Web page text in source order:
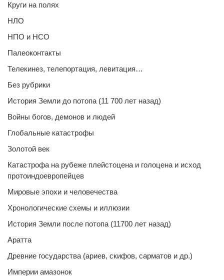
Круги на полях
НЛО
НПО и НСО
Палеоконтакты
Телекинез, телепортация, левитация…
Без рубрики
История Земли до потопа (11 700 лет назад)
Войны богов, демонов и людей
Глобальные катастрофы
Золотой век
Катастрофа на рубеже плейстоцена и голоцена и исход
протоиндоевропейцев
Мировые эпохи и человечества
Хронологические схемы и иллюзии
История Земли после потопа (11700 лет назад)
Аратта
Древние государства (ариев, скифов, сарматов и др.)
Империи амазонок